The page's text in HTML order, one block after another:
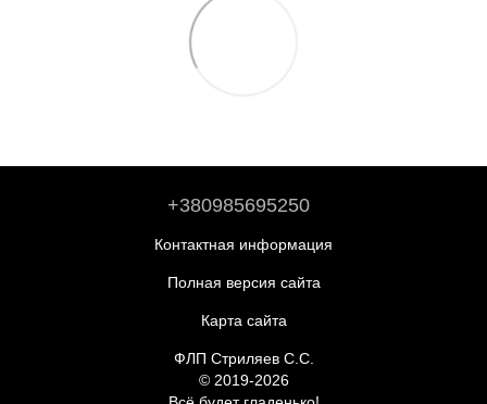
+380985695250
Контактная информация
Полная версия сайта
Карта сайта
ФЛП Стриляев С.С.
© 2019-2026